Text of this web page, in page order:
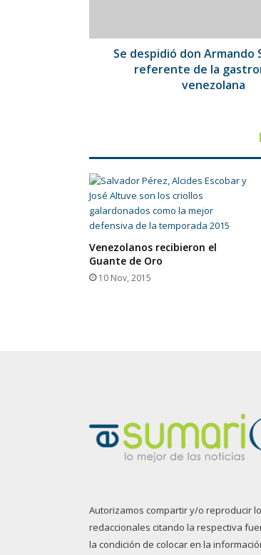
gastronomía
venezolana
Se despidió don Armando
referente de la
venezolana
Venezolanos recibieron el
Guante de Oro
10 Nov, 2015
Autorizamos compartir y/o reproducir
redaccionales citando la respectiva
la condición de colocar en la